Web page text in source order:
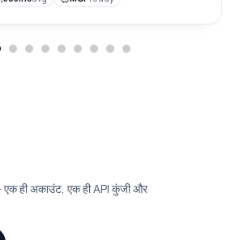
ही अकाउंट, एक ही API कुंजी और